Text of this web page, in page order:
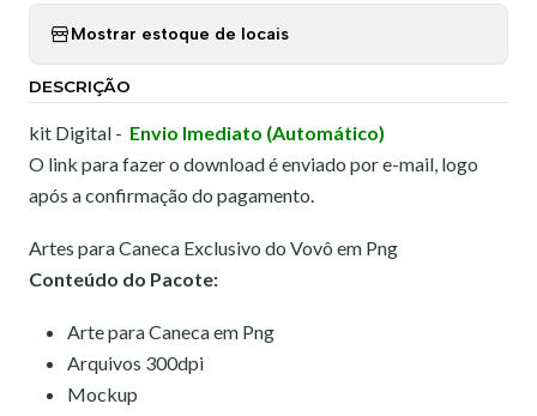
Mostrar estoque de locais
DESCRIÇÃO
kit Digital - Envio Imediato (Automático)
O link para fazer o download é enviado por e-mail, logo
após a confirmação do pagamento.
Artes para Caneca Exclusivo do Vovô em Png
Conteúdo do Pacote:
Arte para Caneca em Png
Arquivos 300dpi
Mockup